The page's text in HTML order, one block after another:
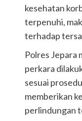
kesehatan
terpenuhi,
terhadap
Polres Jepara
perkara
sesuai
memberikan
perlindungan